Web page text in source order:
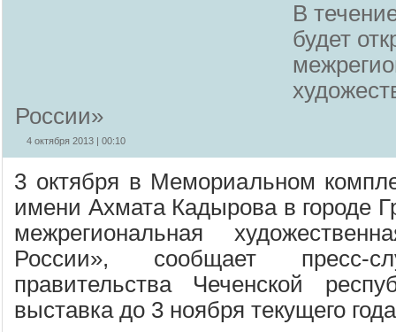
В
будет
России»
4 октября 2013 | 00:10
3 октября в Мемориальном
имени Ахмата Кадырова в городе
межрегиональная
России», сообщает
правительства Чеченской
выставка до 3 ноября текущего